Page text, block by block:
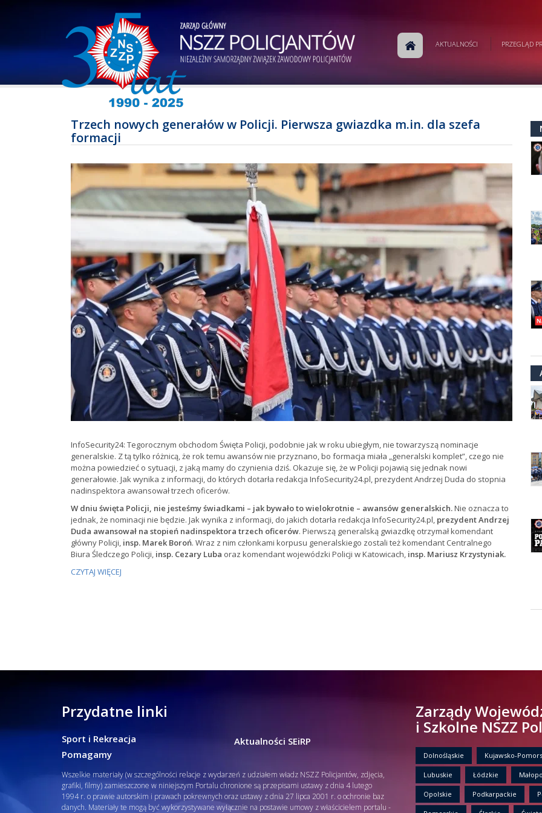
AKTUALNOŚCI PRZEGLĄD
Trzech nowych generałów w Policji. Pierwsza gwiazdka m.in. dla szefa
formacji
InfoSecurity24: Tegorocznym obchodom Święta Policji, podobnie jak w roku ubiegłym, nie towarzyszą nominacje
generalskie. Z tą tylko różnicą, że rok temu awansów nie przyznano, bo formacja miała „generalski komplet”, czego nie
można powiedzieć o sytuacji, z jaką mamy do czynienia dziś. Okazuje się, że w Policji pojawią się jednak nowi
generałowie. Jak wynika z informacji, do których dotarła redakcja InfoSecurity24.pl, prezydent Andrzej Duda do stopnia
nadinspektora awansował trzech oficerów.
W dniu święta Policji, nie jesteśmy świadkami – jak bywało to wielokrotnie – awansów generalskich.Nie oznacza to
jednak, że nominacji nie będzie. Jak wynika z informacji, do jakich dotarła redakcja InfoSecurity24.pl, prezydent Andrzej
Duda awansował na stopień nadinspektora trzech oficerów. Pierwszą generalską gwiazdkę otrzymał komendant
główny Policji, insp. Marek Boroń. Wraz z nim członkami korpusu generalskiego zostali też komendant Centralnego
Biura Śledczego Policji, insp. Cezary Luba oraz komendant wojewódzki Policji w Katowicach, insp. Mariusz Krzystyniak.
CZYTAJ WIĘCEJ
Przydatne linki
Sport i Rekreacja
Pomagamy
Aktualności SEiRP
Wszelkie materiały (w szczególności relacje z wydarzeń z udziałem władz NSZZ Policjantów, zdjęcia,
grafiki, filmy) zamieszczone w niniejszym Portalu chronione są przepisami ustawy z dnia 4 lutego
1994 r. o prawie autorskim i prawach pokrewnych oraz ustawy z dnia 27 lipca 2001 r. o ochronie baz
danych. Materiały te mogą być wykorzystywane wyłącznie na postawie umowy z właścicielem portalu -
Zarządy
i Szkolne NSZZ
Dolnośląskie Kujawsko-
Lubuskie Łódzkie
Opolskie Podkarpackie